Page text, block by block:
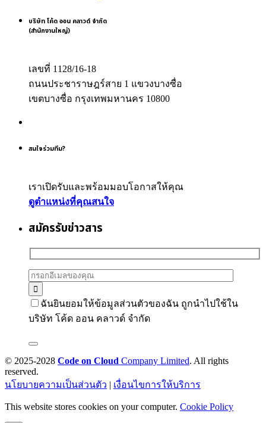
บริษัท โค้ด ออน คลาวด์ จำกัด
(สำนักงานใหญ่)
เลขที่ 1128/16-18
ถนนประชาราษฎร์สาย 1 แขวงบางซื่อ
เขตบางซื่อ กรุงเทพมหานคร 10800
สนใจร่วมทีม?
เราเปิดรับและพร้อมมอบโอกาสให้คุณ
ดูตำแหน่งที่คุณสนใจ
สมัครรับข่าวสาร
ฉันยินยอมให้ข้อมูลส่วนตัวของฉัน ถูกนำไปใช้ใน
บริษัท โค้ด ออน คลาวด์ จำกัด
© 2025-2028 Code on Cloud Company Limited. All rights
reserved.
นโยบายความเป็นส่วนตัว | เงื่อนไขการให้บริการ
This website stores cookies on your computer. Cookie Policy